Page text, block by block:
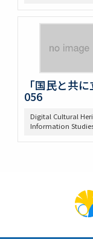
「国民と
056
Digital Cultural
Information